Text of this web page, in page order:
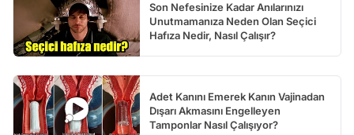
Son Nefesinize Kadar Anılarınızı
Unutmamanıza Neden Olan Seçici
Hafıza Nedir, Nasıl Çalışır?
Adet Kanını Emerek Kanın Vajinadan
Dışarı Akmasını Engelleyen
Tamponlar Nasıl Çalışıyor?